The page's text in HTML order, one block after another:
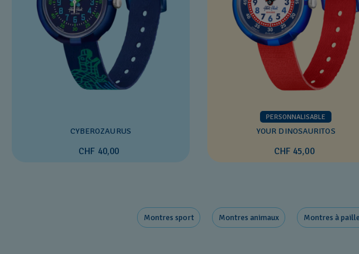
CYBEROZAURUS
CHF 40,00
PERSONNALISABLE
YOUR DINOSAURITOS
CHF 45,00
Montres sport Montres animaux Montres à